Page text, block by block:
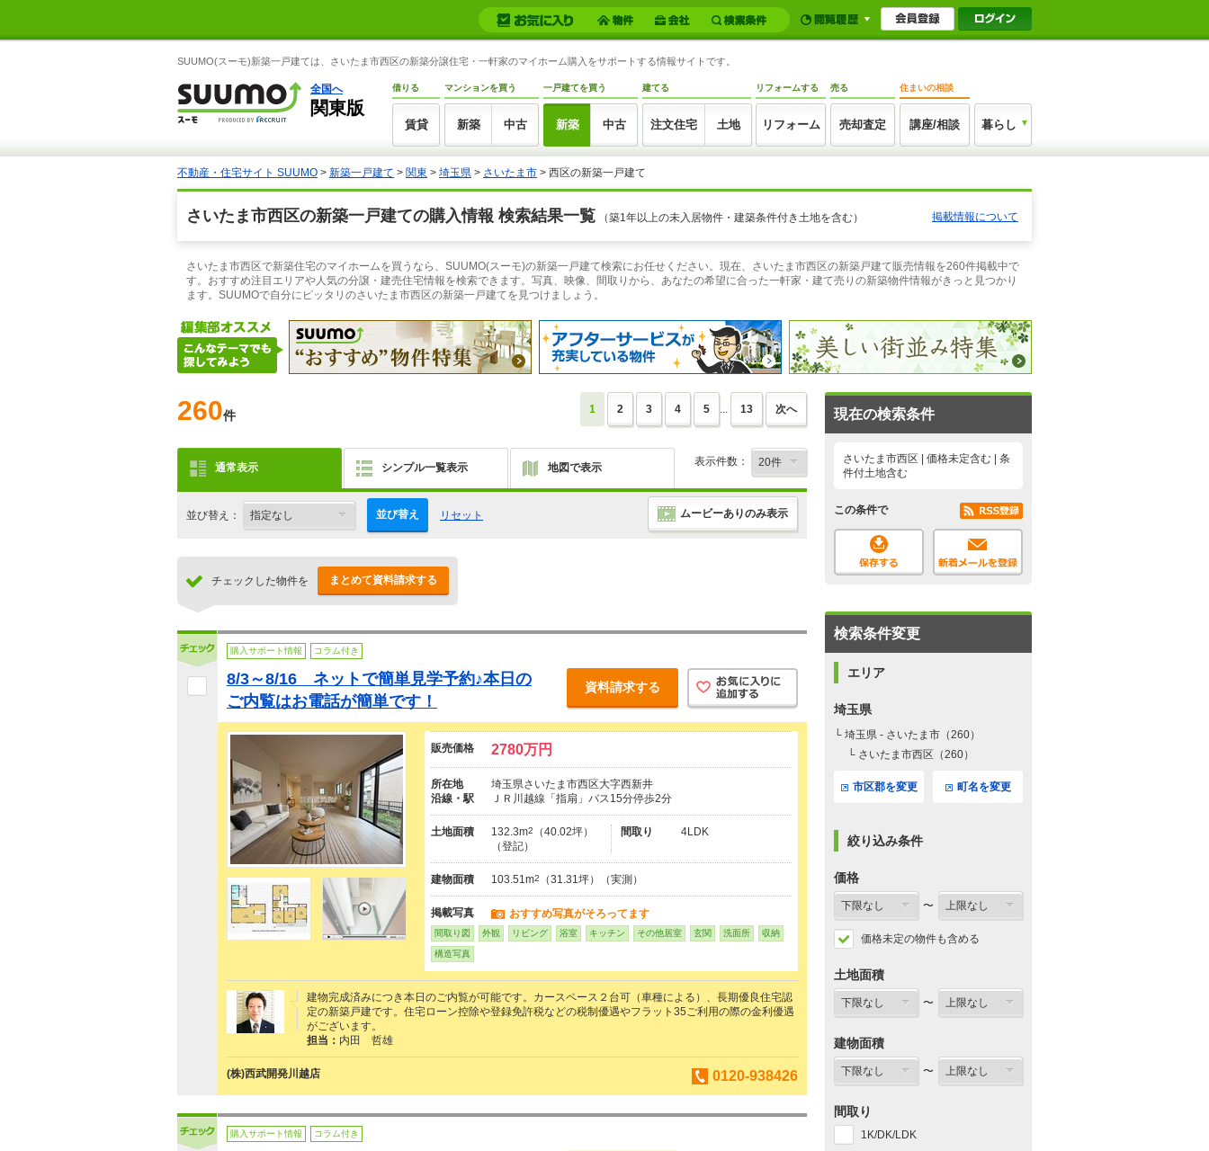
SUUMO(スーモ)新築一戸建ては、さいたま市西区の新築分譲住宅・一軒家のマイホーム購入をサポートする情報サイトです。
全国へ
関東版
借りる
賃貸
マンションを買う
新築 中古
一戸建てを買う
新築 中古
建てる
注文住宅 土地
リフォームする
リフォーム
売る
売却査定
住まいの相談
講座/相談 暮らし
不動産・住宅サイト SUUMO > 新築一戸建て > 関東 > 埼玉県 > さいたま市 > 西区の新築一戸建て
さいたま市西区の新築一戸建ての購入情報 検索結果一覧 （築1年以上の未入居物件・建築条件付き土地を含む） 掲載情報について
さいたま市西区で新築住宅のマイホームを買うなら、SUUMO(スーモ)の新築一戸建て検索にお任せください。現在、さいたま市西区の新築戸建て販売情報を260件掲載中で
す。おすすめ注目エリアや人気の分譲・建売住宅情報を検索できます。写真、映像、間取りから、あなたの希望に合った一軒家・建て売りの新築物件情報がきっと見つかり
ます。SUUMOで自分にピッタリのさいたま市西区の新築一戸建てを見つけましょう。
260件 1 2 3 4 5 ... 13 次へ
通常表示 シンプル一覧表示 地図で表示 表示件数：
並び替え： 並び替え リセット ムービーありのみ表示
チェックした物件を まとめて資料請求する
購入サポート情報 コラム付き
8/3～8/16 ネットで簡単見学予約♪本日の
ご内覧はお電話が簡単です！
資料請求する
販売価格 2780万円
所在地
埼玉県さいたま市西区大字西新井
沿線・駅
ＪＲ川越線「指扇」バス15分停歩2分
土地面積 132.3m2
（40.02坪）
（登記）
間取り 4LDK
建物面積 103.51m2 （31.31坪）（実測）
掲載写真 おすすめ写真がそろってます
間取り図 外観 リビング 浴室 キッチン その他居室 玄関 洗面所 収納
構造写真
建物完成済みにつき本日のご内覧が可能です。カースペース２台可（車種による）、長期優良住宅認
定の新築戸建です。住宅ローン控除や登録免許税などの税制優遇やフラット35ご利用の際の金利優遇
がございます。
担当： 内田 哲雄
(株)西武開発川越店 0120-938426
購入サポート情報 コラム付き
現在の検索条件
さいたま市西区 | 価格未定含む | 条
件付土地含む
この条件で
検索条件変更
エリア
埼玉県
└ 埼玉県 - さいたま市（260）
└ さいたま市西区（260）
市区郡を変更 町名を変更
絞り込み条件
価格
〜
価格未定の物件も含める
土地面積
〜
建物面積
〜
間取り
1K/DK/LDK